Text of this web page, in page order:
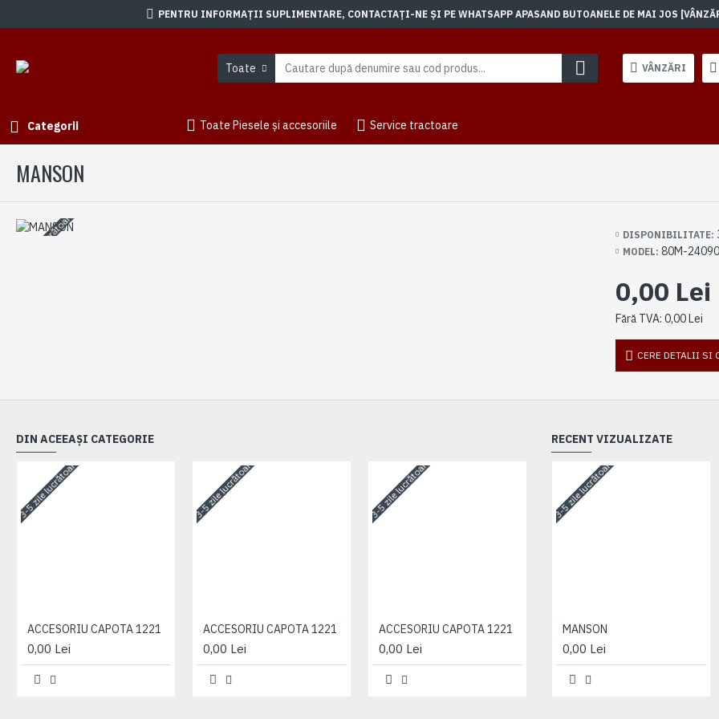
PENTRU INFORMAȚII SUPLIMENTARE, CONTACTAȚI-NE ȘI PE WHATSAPP APASAND BUTOANELE DE MAI JOS
Toate VÂNZĂRI
Categorii Toate Piesele și accesoriile Service tractoare
MANSON
3-5 zile lucrătoare DISPONIBILITATE:
MODEL: 80M-
0,00 Lei
Fără TVA: 0,00 Lei
CERE DETALII SI
DIN ACEEAȘI CATEGORIE
3-5 zile lucrătoare
ACCESORIU CAPOTA 1221
0,00 Lei
3-5 zile lucrătoare
ACCESORIU CAPOTA 1221
0,00 Lei
3-5 zile lucrătoare
ACCESORIU CAPOTA 1221
0,00 Lei
3-5 zile lucrătoare
ACCESORIU CAPOTA 1221
0,00 Lei
RECENT VIZUALIZATE
3-5 zile lucrătoare
MANSON
0,00 Lei